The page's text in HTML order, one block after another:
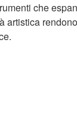
che
artistica